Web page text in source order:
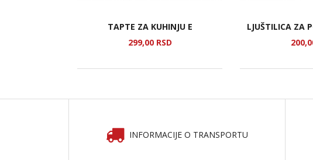
TAPTE ZA KUHINJU E
299,00 RSD
LJUŠTILICA ZA
200,
INFORMACIJE O TRANSPORTU